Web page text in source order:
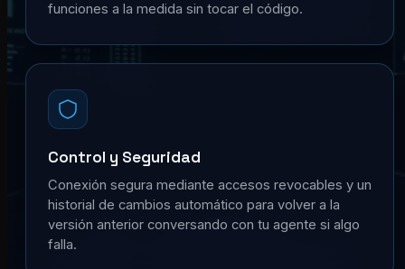
funciones a la medida sin tocar el código.
Control y Seguridad
Conexión segura mediante accesos revocables y un
historial de cambios automático para volver a la
versión anterior conversando con tu agente si algo
falla.